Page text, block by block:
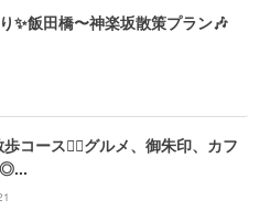
✨飯田橋〜神楽坂散策プラン🎶
コース🚶‍♂️グルメ、御朱印、カフ
◎...